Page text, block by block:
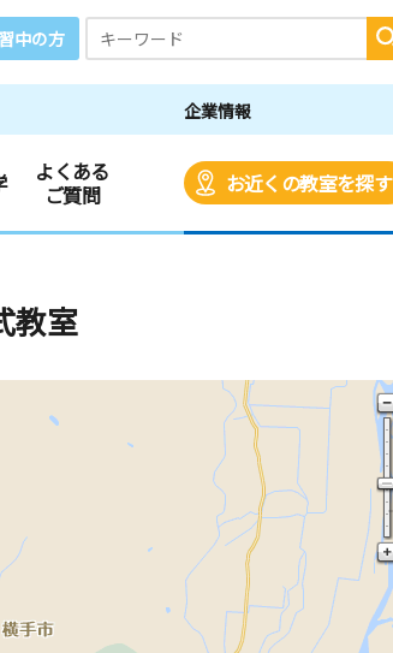
中の方
企業情報
よくある
ご質問
お近くの教室を探す
教室